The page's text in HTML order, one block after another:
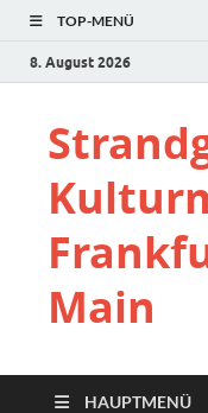
TOP-MENÜ
8. August 2026
Main
HAUPTMENÜ